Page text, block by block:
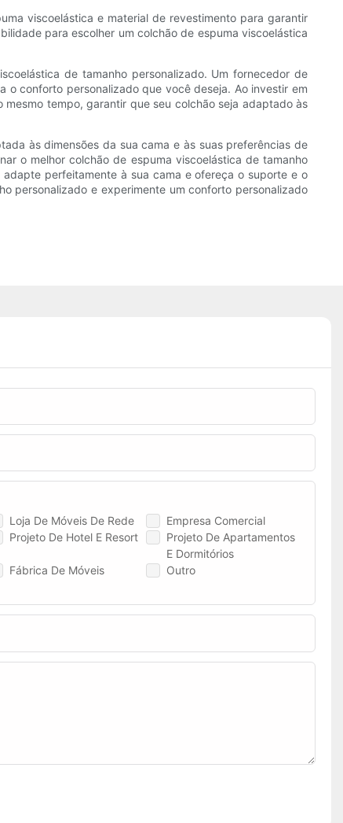
viscoelástica e material de revestimento para garantir
para escolher um colchão de espuma viscoelástica
de tamanho personalizado. Um fornecedor de
conforto personalizado que você deseja. Ao investir em
tempo, garantir que seu colchão seja adaptado às
às dimensões da sua cama e às suas preferências de
o melhor colchão de espuma viscoelástica de tamanho
perfeitamente à sua cama e ofereça o suporte e o
personalizado e experimente um conforto personalizado
Loja De Móveis De Rede
Empresa Comercial
Projeto De Hotel E Resort
Projeto De Apartamentos
E Dormitórios
Fábrica De Móveis Outro